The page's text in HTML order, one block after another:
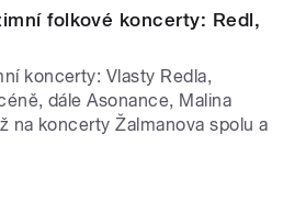
folkové koncerty: Redl,
koncerty: Vlasty Redla,
dále Asonance, Malina
na koncerty Žalmanova spolu a